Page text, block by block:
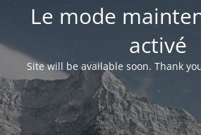
Le mode
activé
Site will be available soon. Thank